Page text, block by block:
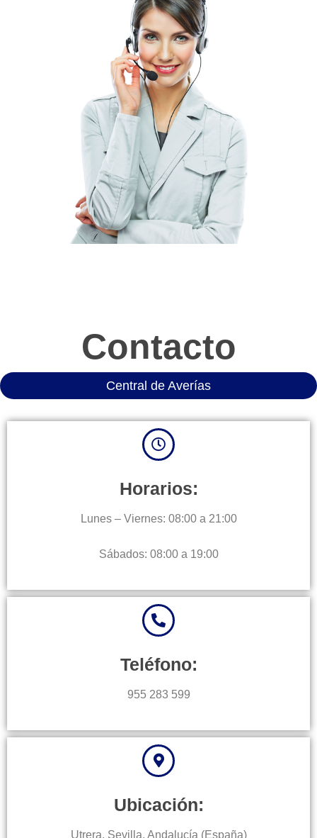
Contacto
Central de Averías
Horarios:
Lunes – Viernes: 08:00 a 21:00
Sábados: 08:00 a 19:00
Teléfono:
955 283 599
Ubicación:
Utrera, Sevilla, Andalucía (España)